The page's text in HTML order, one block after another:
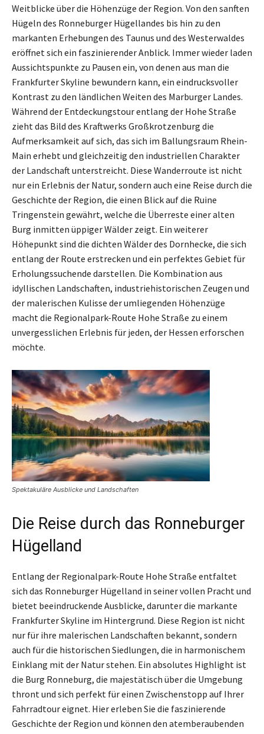
Weitblicke über die Höhenzüge der Region. Von den sanften
Hügeln des Ronneburger Hügellandes bis hin zu den
markanten Erhebungen des Taunus und des Westerwaldes
eröffnet sich ein faszinierender Anblick. Immer wieder laden
Aussichtspunkte zu Pausen ein, von denen aus man die
Frankfurter Skyline bewundern kann, ein eindrucksvoller
Kontrast zu den ländlichen Weiten des Marburger Landes.
Während der Entdeckungstour entlang der Hohe Straße
zieht das Bild des Kraftwerks Großkrotzenburg die
Aufmerksamkeit auf sich, das sich im Ballungsraum Rhein-
Main erhebt und gleichzeitig den industriellen Charakter
der Landschaft unterstreicht. Diese Wanderroute ist nicht
nur ein Erlebnis der Natur, sondern auch eine Reise durch die
Geschichte der Region, die einen Blick auf die Ruine
Tringenstein gewährt, welche die Überreste einer alten
Burg inmitten üppiger Wälder zeigt. Ein weiterer
Höhepunkt sind die dichten Wälder des Dornhecke, die sich
entlang der Route erstrecken und ein perfektes Gebiet für
Erholungssuchende darstellen. Die Kombination aus
idyllischen Landschaften, industriehistorischen Zeugen und
der malerischen Kulisse der umliegenden Höhenzüge
macht die Regionalpark-Route Hohe Straße zu einem
unvergesslichen Erlebnis für jeden, der Hessen erforschen
möchte.
Spektakuläre Ausblicke und Landschaften
Die Reise durch das Ronneburger
Hügelland
Entlang der Regionalpark-Route Hohe Straße entfaltet
sich das Ronneburger Hügelland in seiner vollen Pracht und
bietet beeindruckende Ausblicke, darunter die markante
Frankfurter Skyline im Hintergrund. Diese Region ist nicht
nur für ihre malerischen Landschaften bekannt, sondern
auch für die historischen Siedlungen, die in harmonischem
Einklang mit der Natur stehen. Ein absolutes Highlight ist
die Burg Ronneburg, die majestätisch über die Umgebung
thront und sich perfekt für einen Zwischenstopp auf Ihrer
Fahrradtour eignet. Hier erleben Sie die faszinierende
Geschichte der Region und können den atemberaubenden